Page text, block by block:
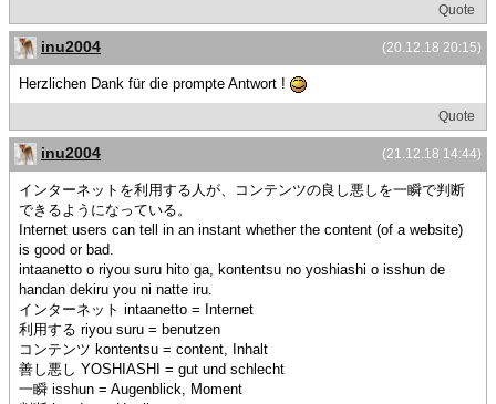
Quote
(20.12.18 20:15)
inu2004
Herzlichen Dank für die prompte Antwort !
Quote
(21.12.18 14:44)
inu2004
インターネットを利用する人が、コンテンツの良し悪しを一瞬で判断
できるようになっている。
Internet users can tell in an instant whether the content (of a website)
is good or bad.
intaanetto o riyou suru hito ga, kontentsu no yoshiashi o isshun de
handan dekiru you ni natte iru.
インターネット intaanetto = Internet
利用する riyou suru = benutzen
コンテンツ kontentsu = content, Inhalt
善し悪し YOSHIASHI = gut und schlecht
一瞬 isshun = Augenblick, Moment